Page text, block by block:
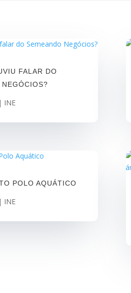
FALAR DO
| INE
POLO AQUÁTICO
| INE